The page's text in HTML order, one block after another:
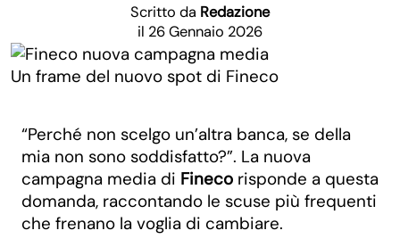
Scritto da Redazione
il 26 Gennaio 2026
Un frame del nuovo spot di Fineco
“Perché non scelgo un’altra banca, se della
mia non sono soddisfatto?”. La nuova
campagna media di Fineco risponde a questa
domanda, raccontando le scuse più frequenti
che frenano la voglia di cambiare.